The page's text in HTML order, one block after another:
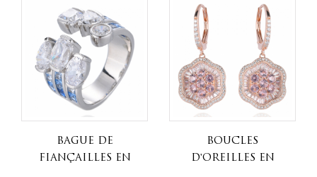
bague de
fiançailles en
boucles
d'oreilles en